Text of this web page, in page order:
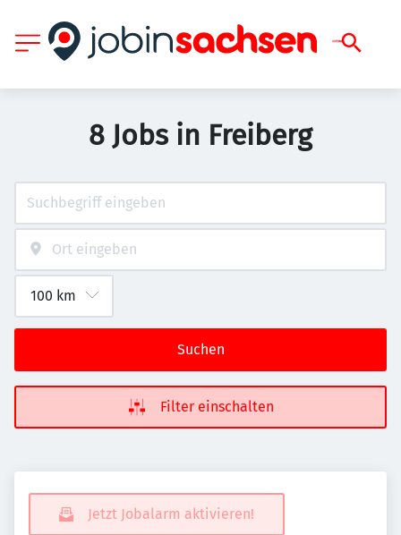
8 Jobs in Freiberg
Suchen
Filter einschalten
Jetzt Jobalarm aktivieren!